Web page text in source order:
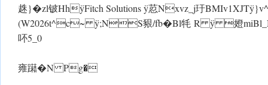
趎}�zl铍HhÿFitch Solutions ÿ荵 Nxvz_j玗BMIv1XJT
(W2026t^c~ ÿ;NS豤/fb�Bl牦 R ÿ 嬁
吥5_0
雍躤�N Pg�